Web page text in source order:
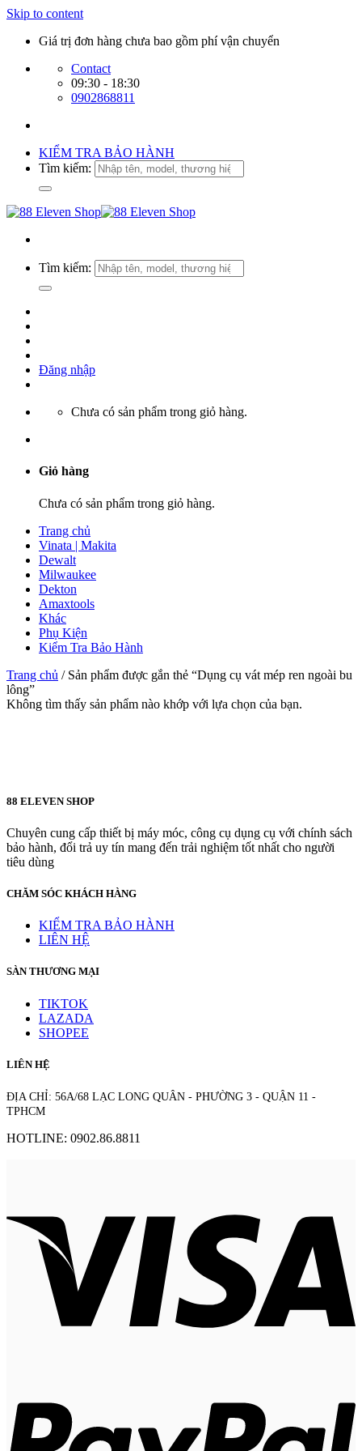
Skip to content
Giá trị đơn hàng chưa bao gồm phí vận chuyển
Contact
09:30 - 18:30
0902868811
KIỂM TRA BẢO HÀNH
Tìm kiếm:
Tìm kiếm:
Đăng nhập
Chưa có sản phẩm trong giỏ hàng.
Giỏ hàng
Chưa có sản phẩm trong giỏ hàng.
Trang chủ
Vinata | Makita
Dewalt
Milwaukee
Dekton
Amaxtools
Khác
Phụ Kiện
Kiểm Tra Bảo Hành
Trang chủ /Sản phẩm được gắn thẻ “Dụng cụ vát mép ren ngoài bu
lông”
Không tìm thấy sản phẩm nào khớp với lựa chọn của bạn.
88 ELEVEN SHOP
Chuyên cung cấp thiết bị máy móc, công cụ dụng cụ với chính sách
bảo hành, đổi trả uy tín mang đến trải nghiệm tốt nhất cho người
tiêu dùng
CHĂM SÓC KHÁCH HÀNG
KIỂM TRA BẢO HÀNH
LIÊN HỆ
SÀN THƯƠNG MẠI
TIKTOK
LAZADA
SHOPEE
LIÊN HỆ
ĐỊA CHỈ: 56A/68 LẠC LONG QUÂN - PHƯỜNG 3 - QUẬN 11 -
TPHCM
HOTLINE: 0902.86.8811